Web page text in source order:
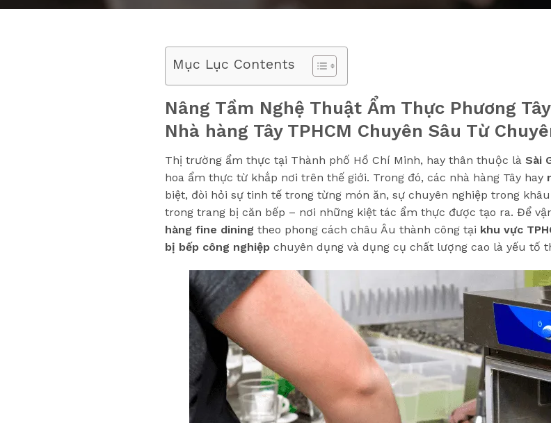
Mục Lục Contents
Nâng Tầm Nghệ Thuật Ẩm Thực Phương
Nhà hàng Tây TPHCM Chuyên Sâu Từ
Thị trường ẩm thực tại Thành phố Hồ Chí Minh, hay thân thuộc là Sài
hoa ẩm thực từ khắp nơi trên thế giới. Trong đó, các nhà hàng Tây hay
biệt, đòi hỏi sự tinh tế trong từng món ăn, sự chuyên nghiệp trong
trong trang bị căn bếp – nơi những kiệt tác ẩm thực được tạo ra. Để
hàng fine dining theo phong cách châu Âu thành công tại khu vực
bị bếp công nghiệp chuyên dụng và dụng cụ chất lượng cao là yếu tố